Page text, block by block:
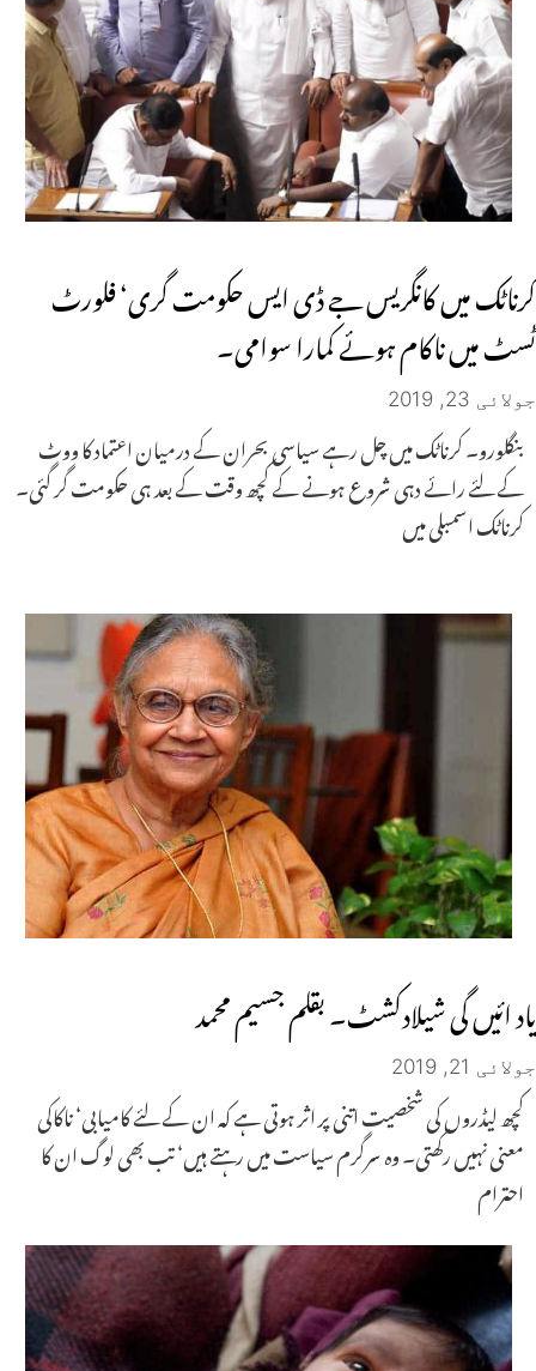
کرناٹک میں کانگریس جے ڈی ایس حکومت گری‘ فلورٹ
ٹسٹ میں ناکام ہوئے کمارا سوامی۔
جولائی 23, 2019
بنگلورو۔ کرناٹک میں چل رہے سیاسی بحران کے درمیان اعتماد کا ووٹ
کے لئے رائے دہی شروع ہونے کے کچھ وقت کے بعد ہی حکومت گر گئی۔
کرناٹک اسمبلی میں
یاد ائیں گی شیلادکشٹ۔ بقلم جسیم محمد
جولائی 21, 2019
کچھ لیڈروں کی شخصیت اتنی پر اثر ہوتی ہے کہ ان کے لئے کامیابی‘ ناکاکی
معنی نہیں رکھتی۔ وہ سرگرم سیاست میں رہتے ہیں‘ تب بھی لوگ ان کا
احترام